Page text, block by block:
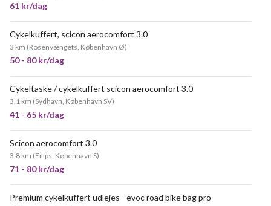
61 kr/dag
Cykelkuffert, scicon aerocomfort 3.0
3 km (Rosenvængets, København Ø)
50 - 80 kr/dag
MEGET POPULÆR
Cykeltaske / cykelkuffert scicon aerocomfort 3.0
3.1 km (Sydhavn, København SV)
41 - 65 kr/dag
Scicon aerocomfort 3.0
3.8 km (Filips, København S)
71 - 80 kr/dag
Premium cykelkuffert udlejes - evoc road bike bag pro